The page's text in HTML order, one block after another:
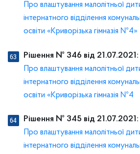
Про влаштування малолітньої
інтернатного відділення
освіти «Криворізька гімназія №4»
Рішення № 346 від 21.07.2021:
Про влаштування малолітньої
інтернатного відділення
освіти «Криворізька гімназія №4
Рішення № 345 від 21.07.2021:
Про влаштування малолітньої
інтернатного відділення